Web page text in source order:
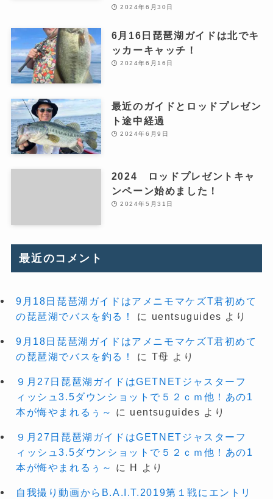
2024年6月30日
6月16日琵琶湖ガイドは北でキ
ッカーキャッチ！
2024年6月16日
最近のガイドとロッドプレゼン
ト途中経過
2024年6月9日
2024 ロッドプレゼントキャ
ンペーン始めました！
2024年5月31日
最近のコメント
9月18日琵琶湖ガイドはアメニモマケズT君初めて
の琵琶湖でバスを釣る！
に uentsuguides より
9月18日琵琶湖ガイドはアメニモマケズT君初めて
の琵琶湖でバスを釣る！
に T母 より
９月27日琵琶湖ガイドはGETNETジャスターフ
ィッシュ3.5ダウンショットで５２ｃｍ他！あの1
本が悔やまれるぅ～
に uentsuguides より
９月27日琵琶湖ガイドはGETNETジャスターフ
ィッシュ3.5ダウンショットで５２ｃｍ他！あの1
本が悔やまれるぅ～
に H より
自我撮り動画からB.A.I.T.2019第１戦にエントリ